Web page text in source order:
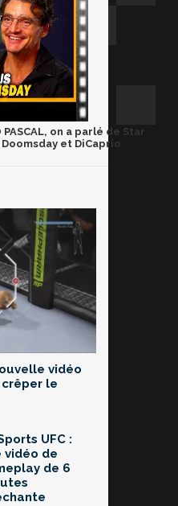
on a parlé de Star
et DiCaprio
vidéo
le
UFC :
vidéo de
de 6